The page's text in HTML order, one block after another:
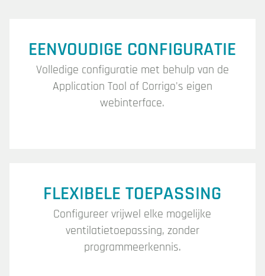
EENVOUDIGE CONFIGURATIE
Volledige configuratie met behulp van de
Application Tool of Corrigo's eigen
webinterface.
FLEXIBELE TOEPASSING
Configureer vrijwel elke mogelijke
ventilatietoepassing, zonder
programmeerkennis.